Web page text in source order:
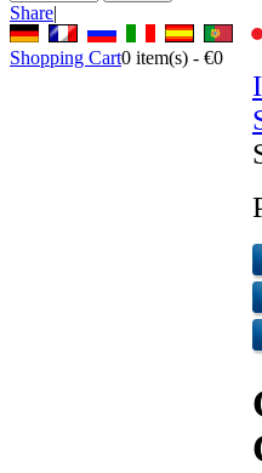
Share|
Shopping Cart0 item(s) - €0